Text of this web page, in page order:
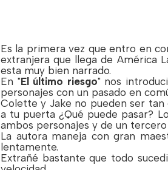
Es la primera vez que entro en
extranjera que llega de América
esta muy bien narrado.
En "El último riesgo" nos
personajes con un pasado en
Colette y Jake no pueden ser tan
a tu puerta ¿Qué puede pasar?
ambos personajes y de un
La autora maneja con gran
lentamente.
Extrañé bastante que todo